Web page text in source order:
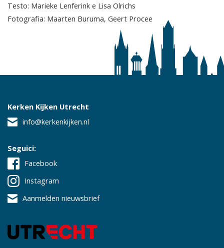
Testo: Marieke Lenferink e Lisa Olrichs
Fotografia: Maarten Buruma, Geert Procee
Kerken Kijken Utrecht
info@kerkenkijken.nl
Seguici:
Facebook
Instagram
Aanmelden nieuwsbrief